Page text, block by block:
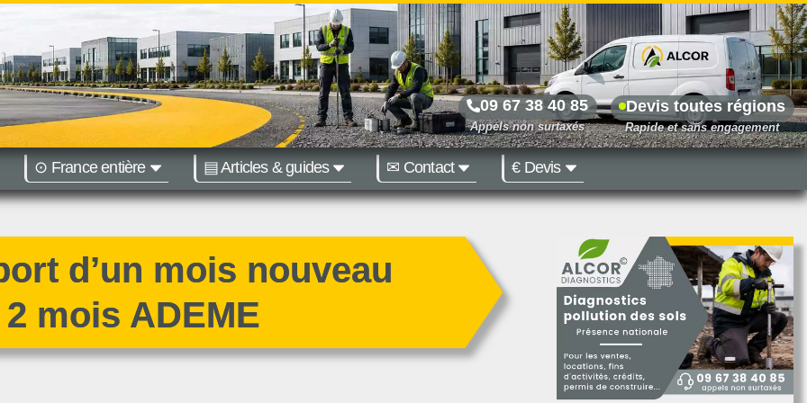
09 67 38 40 85 Devis toutes régions
⊙ France entière ▤ Articles & guides ✉ Contact € Devis
Bordeaux
d’un mois nouveau
mois ADEME